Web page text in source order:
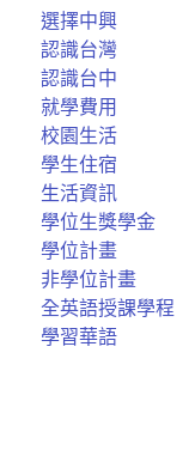
選擇中興
認識台灣
認識台中
就學費用
校園生活
學生住宿
生活資訊
學位生獎學金
學位計畫
非學位計畫
全英語授課學程
學習華語